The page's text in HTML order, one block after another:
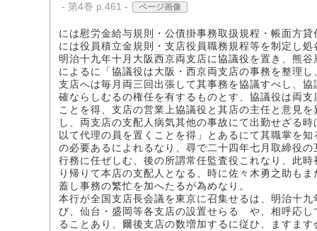
- 第4巻 p.461 - ページ画像
には慰労金給与規則・公債掛事務取扱規程・帳面方
には役員積立金規則・支店役員職務規程等を制定し
明治十九年十月大阪西京両支店に協議役を置き、熊
によるに「協議役は大阪・西京両支店の事務を整理
支店へは毎月両三回出張して其事務を協議すべし、
確ならしむるの権任を有するものとす、協議役は両
ことを得、支店の営業上協議役と其店の主任と意見
し、両支店の支配人病気其他の事故にて出勤せざる
以て代理の員を置くことを得」とあるにて其職掌を
の必要あるによれるなり、尋で二十四年七月取締役
行務に任ぜしむ、後の所謂常任監査役これなり、此
り帰りて本店の支配人となる、時に佐々木勇之助も
蓋し事務の繁忙を加へたるが為めなり。
本行が全国支店長会議を東京に召集せるは、明治十
び、仙台・盛岡等各支店の設置せらるゝや、相呼応
ることあり、爾後支店の数増加するに従ひ、ますま